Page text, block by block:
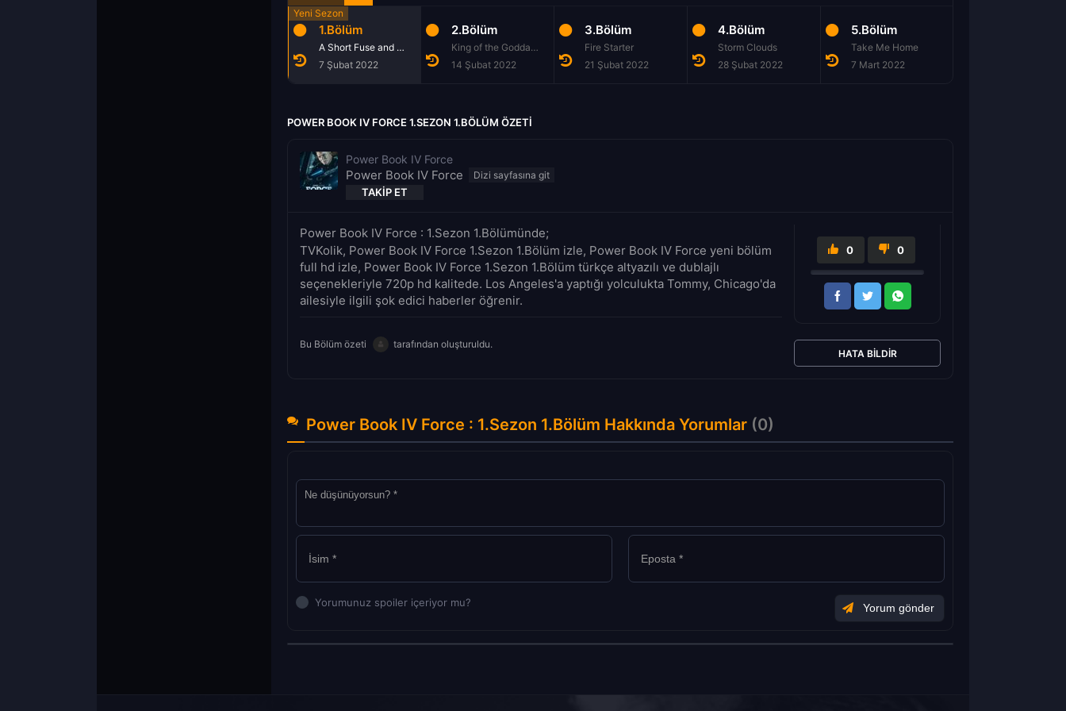
1.Bölüm
A Short Fuse and a Long Memory
7 Şubat 2022
2.Bölüm
King of the Goddamn Hill
14 Şubat 2022
3.Bölüm
Fire Starter
21 Şubat 2022
4.Bölüm
Storm Clouds
28 Şubat 2022
5.Bölüm
Take Me Home
7 Mart 2022
POWER BOOK IV FORCE 1.SEZON 1.BÖLÜM ÖZETI
Power Book IV Force
Power Book IV Force
TAKIP ET
Power Book IV Force : 1.Sezon 1.Bölümünde;
TVKolik, Power Book IV Force 1.Sezon 1.Bölüm izle, Power Book IV Force yeni bölüm
full hd izle, Power Book IV Force 1.Sezon 1.Bölüm türkçe altyazılı ve dublajlı
seçenekleriyle 720p hd kalitede. Los Angeles'a yaptığı yolculukta Tommy, Chicago'da
ailesiyle ilgili şok edici haberler öğrenir.
Bu Bölüm özeti tarafından oluşturuldu.
0 0
HATA BILDIR
Power Book IV Force : 1.Sezon 1.Bölüm Hakkında Yorumlar (0)
Yorumunuz spoiler içeriyor mu?